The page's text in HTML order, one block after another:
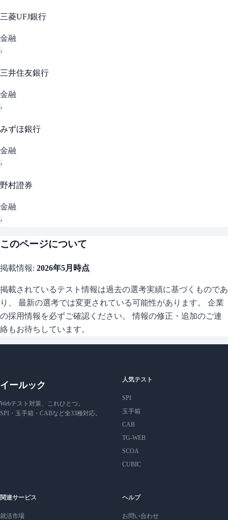
三菱UFJ銀行
金融
›
三井住友銀行
金融
›
みずほ銀行
金融
›
野村證券
金融
›
このページについて
掲載情報: 2026年5月 時点
掲載されているテスト情報は過去の選考実績に基づくものであ
り、 最新の選考では変更されている可能性があります。 企業
の採用情報を必ずご確認ください。 情報の修正・追加のご連
絡もお待ちしています。
イールック
Webテスト対策、これひとつ。
SPI・玉手箱・CABなど全33種対応。
人気テスト
SPI
玉手箱
CAB
TG-WEB
SCOA
CUBIC
関連サービス
就活市場
ヘルプ
お問い合わせ